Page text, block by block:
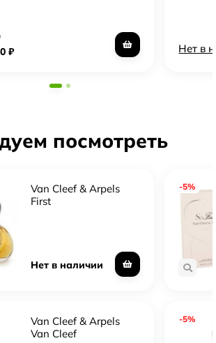
₽ Нет в
посмотреть
Van Cleef & Arpels
First
Нет в наличии
Van Cleef & Arpels
Van Cleef
-5%
-5%